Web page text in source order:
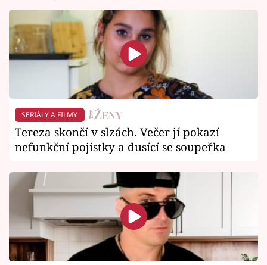
SERIÁLY A FILMY
Tereza skončí v slzách. Večer jí pokazí
nefunkční pojistky a dusící se soupeřka